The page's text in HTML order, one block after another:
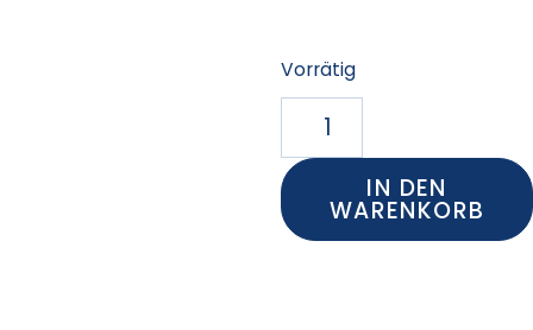
Vorrätig
IN DEN
WARENKORB